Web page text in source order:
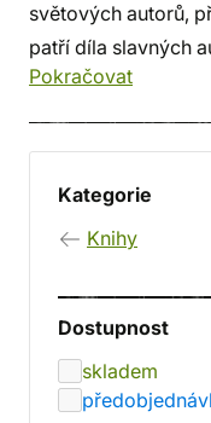
světových autorů,
patří díla slavných
Pokračovat
Kategorie
Knihy
Dostupnost
skladem